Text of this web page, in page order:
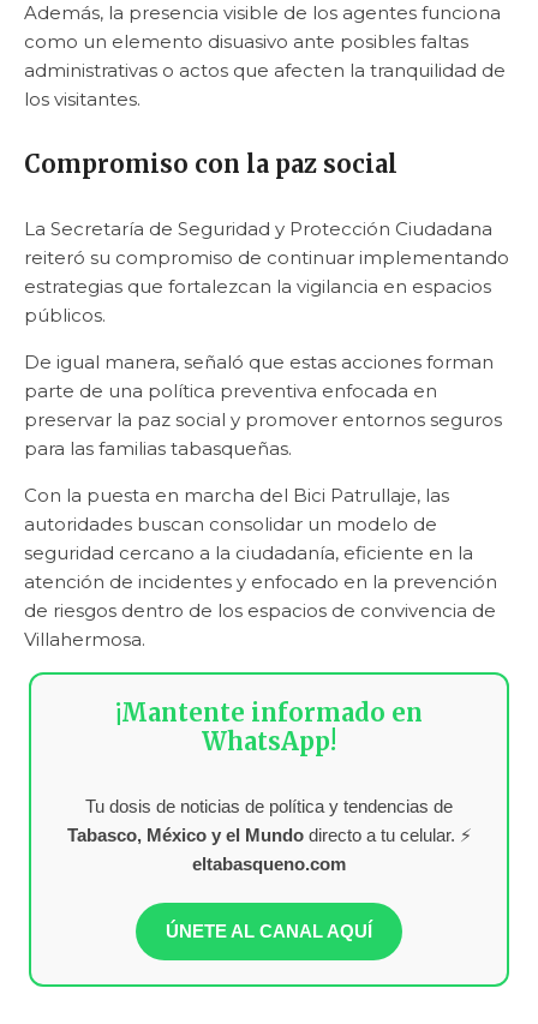
Además, la presencia visible de los agentes funciona
como un elemento disuasivo ante posibles faltas
administrativas o actos que afecten la tranquilidad de
los visitantes.
Compromiso con la paz social
La Secretaría de Seguridad y Protección Ciudadana
reiteró su compromiso de continuar implementando
estrategias que fortalezcan la vigilancia en espacios
públicos.
De igual manera, señaló que estas acciones forman
parte de una política preventiva enfocada en
preservar la paz social y promover entornos seguros
para las familias tabasqueñas.
Con la puesta en marcha del Bici Patrullaje, las
autoridades buscan consolidar un modelo de
seguridad cercano a la ciudadanía, eficiente en la
atención de incidentes y enfocado en la prevención
de riesgos dentro de los espacios de convivencia de
Villahermosa.
¡Mantente informado en
WhatsApp!
Tu dosis de noticias de política y tendencias de
Tabasco, México y el Mundodirecto a tu celular. ⚡
eltabasqueno.com
ÚNETE AL CANAL AQUÍ